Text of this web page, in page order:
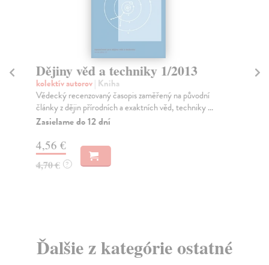
Dějiny věd a techniky 1/2013
kolektív autorov| Kniha
Vědecký recenzovaný časopis zaměřený na původní
články z dějin přírodních a exaktních věd, techniky ...
Zasielame do 12 dní
4,56 €
4,70 € ?
Ďalšie z kategórie ostatné